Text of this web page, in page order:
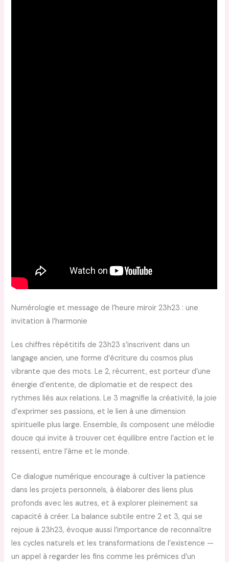
Numérologie et message de l’heure miroir 23h23 : une
invitation à l’harmonie
Les chiffres répétitifs de 23h23 s’inscrivent dans un
langage ancien, une forme d’écriture du cosmos plus
vibrante que des mots. Le 2, récurrent, est porteur d’une
énergie d’entente, de diplomatie et de respect des
rythmes liés aux relations. Le 3 magnifie la créativité, la joie
d’exprimer ses passions, et le lien à une dimension
spirituelle plus large. Ensemble, ils composent une mélodie
douce qui invite à trouver cet équilibre entre l’action et le
ressenti, entre l’âme et le monde.
Ce dialogue numérique encourage à cultiver la patience
dans les projets personnels, à élaborer des liens plus
profonds avec les autres, et à explorer pleinement sa
capacité à créer. La balance subtile entre 2 et 3, qui se
rejoue à 23h23, évoque aussi l’importance de reconnaître
les cycles naturels et les transformations de l’existence —
un appel à regarder les fins comme les prémices d’un